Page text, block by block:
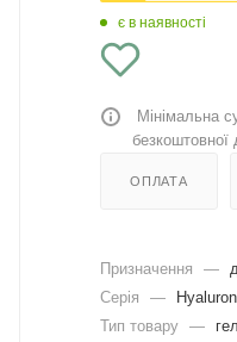
є в наявності
Мінімальна
безкоштовної
ОПЛАТА
Призначення —
Серія
—
Тип товару —